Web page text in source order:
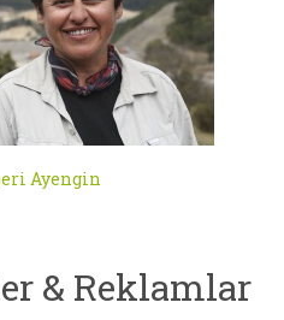
Ayengin
& Reklamlar